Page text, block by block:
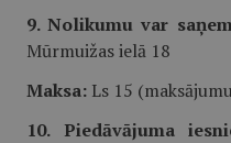
9. Nolikumu var
Mūrmuižas ielā 18
Maksa: Ls 15
10. Piedāvājuma